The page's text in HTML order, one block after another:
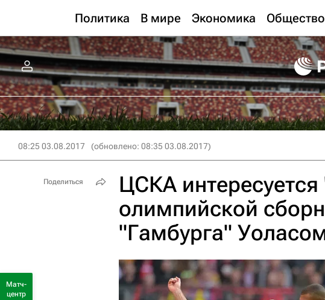
Политика В мире Экономика Общество
08:25 03.08.2017 (обновлено: 08:35 03.08.2017)
ЦСКА
олимпийской
"Гамбурга"
Поделиться
Матч-
центр